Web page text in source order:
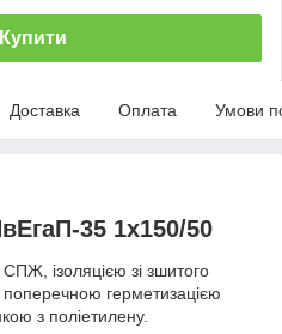
Купити
Доставка Оплата Умови
35 1х150/50
ізоляцією зі зшитого
герметизацією
з поліетилену.